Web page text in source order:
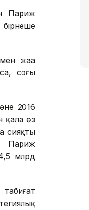
Париж
жаңа
соңғы
2016
қала өз
сияқты
Париж
млрд